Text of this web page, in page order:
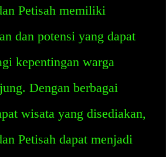
Petisah memiliki
dan potensi yang dapat
kepentingan warga
Dengan berbagai
wisata yang disediakan,
Petisah dapat menjadi